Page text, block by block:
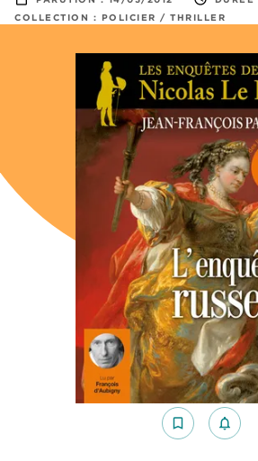
COLLECTION : POLICIER / THRILLER
bookmark_border